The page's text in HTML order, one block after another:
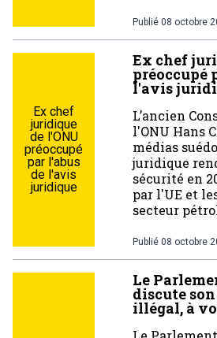
Publié 08 octobre
Ex chef
juridique
de l'ONU
préoccupé
par l'abus
de l'avis
juridique
Ex chef
préoccupé
l'avis
L’ancien
l'ONU Hans
médias
juridique
sécurité en
par l'UE et
secteur
Publié 08 octobre
Le
discute
illégal, à